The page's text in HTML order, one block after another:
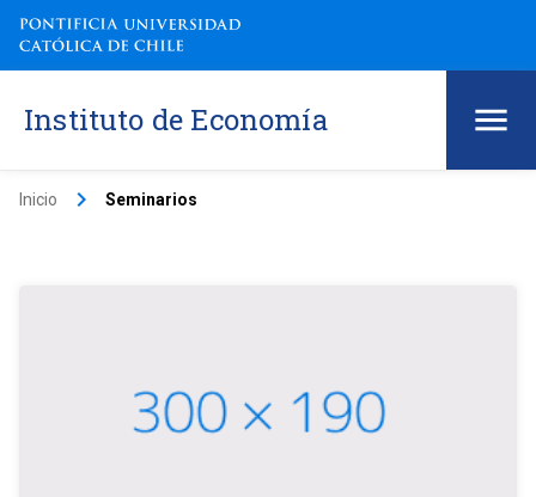
Instituto de Economía
Inicio keyboard_arrow_right Seminarios